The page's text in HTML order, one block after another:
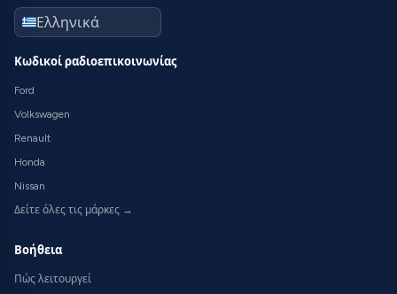
Κωδικοί ραδιοεπικοινωνίας
Ford
Volkswagen
Renault
Honda
Nissan
Δείτε όλες τις μάρκες →
Βοήθεια
Πώς λειτουργεί